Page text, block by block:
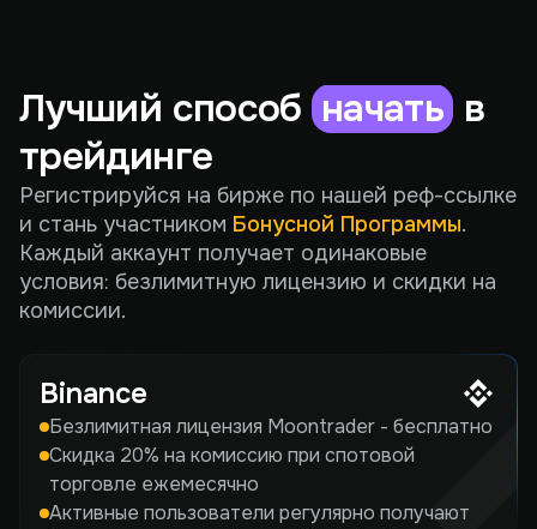
Лучший способ начать в
трейдинге
Регистрируйся на бирже по нашей реф-ссылке
и стань участником Бонусной Программы.
Каждый аккаунт получает одинаковые
условия: безлимитную лицензию и скидки на
комиссии.
Binance
Безлимитная лицензия Moontrader - бесплатно
Скидка 20% на комиссию при спотовой
торговле ежемесячно
Активные пользователи регулярно получают